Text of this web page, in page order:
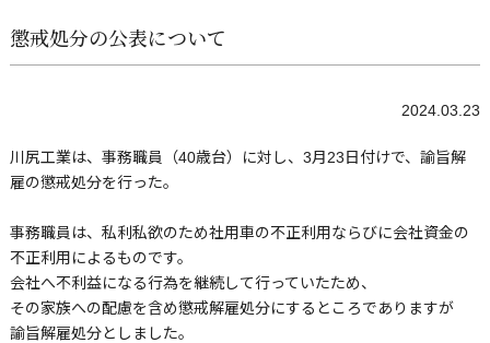
懲戒処分の公表について
2024.03.23
川尻工業は、事務職員（40歳台）に対し、3月23日付けで、諭旨解
雇の懲戒処分を行った。
事務職員は、私利私欲のため社用車の不正利用ならびに会社資金の
不正利用によるものです。
会社へ不利益になる行為を継続して行っていたため、
その家族への配慮を含め懲戒解雇処分にするところでありますが
諭旨解雇処分としました。